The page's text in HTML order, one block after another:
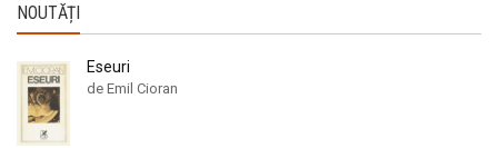
NOUTĂȚI
Eseuri
de Emil Cioran